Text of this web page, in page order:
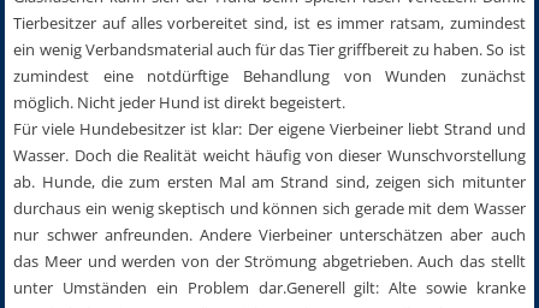
Tierbesitzer auf alles vorbereitet sind, ist es immer ratsam, zumindest
ein wenig Verbandsmaterial auch für das Tier griffbereit zu haben. So ist
zumindest eine notdürftige Behandlung von Wunden zunächst
möglich. Nicht jeder Hund ist direkt begeistert.
Für viele Hundebesitzer ist klar: Der eigene Vierbeiner liebt Strand und
Wasser. Doch die Realität weicht häufig von dieser Wunschvorstellung
ab. Hunde, die zum ersten Mal am Strand sind, zeigen sich mitunter
durchaus ein wenig skeptisch und können sich gerade mit dem Wasser
nur schwer anfreunden. Andere Vierbeiner unterschätzen aber auch
das Meer und werden von der Strömung abgetrieben. Auch das stellt
unter Umständen ein Problem dar.Generell gilt: Alte sowie kranke